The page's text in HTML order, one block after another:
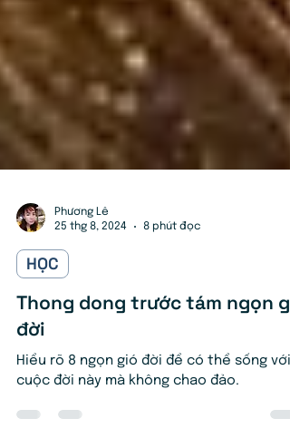
Phương Lê
25 thg 8, 2024
HỌC
Thong dong trước tám ngọn
đời
Hiểu rõ 8 ngọn gió đời để có thể sống với